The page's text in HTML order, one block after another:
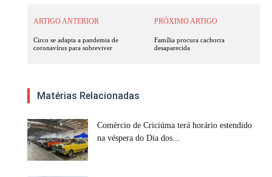
ARTIGO ANTERIOR
Circo se adapta a pandemia de
coronavírus para sobreviver
PRÓXIMO ARTIGO
Família procura cachorra
desaparecida
Matérias Relacionadas
Comércio de Criciúma terá horário estendido
na véspera do Dia dos...